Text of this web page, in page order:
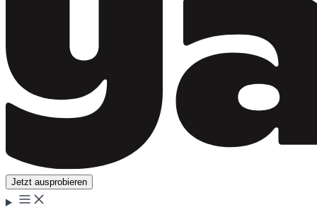
Jetzt ausprobieren